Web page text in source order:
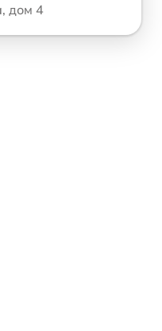
дом 4